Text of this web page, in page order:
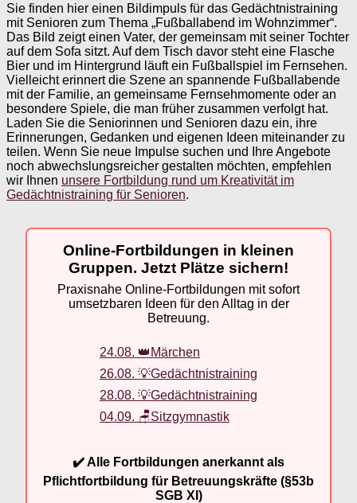
Sie finden hier einen Bildimpuls für das Gedächtnistraining
mit Senioren zum Thema „Fußballabend im Wohnzimmer“.
Das Bild zeigt einen Vater, der gemeinsam mit seiner Tochter
auf dem Sofa sitzt. Auf dem Tisch davor steht eine Flasche
Bier und im Hintergrund läuft ein Fußballspiel im Fernsehen.
Vielleicht erinnert die Szene an spannende Fußballabende
mit der Familie, an gemeinsame Fernsehmomente oder an
besondere Spiele, die man früher zusammen verfolgt hat.
Laden Sie die Seniorinnen und Senioren dazu ein, ihre
Erinnerungen, Gedanken und eigenen Ideen miteinander zu
teilen. Wenn Sie neue Impulse suchen und Ihre Angebote
noch abwechslungsreicher gestalten möchten, empfehlen
wir Ihnen unsere Fortbildung rund um Kreativität im
Gedächtnistraining für Senioren.
Online-Fortbildungen in kleinen
Gruppen. Jetzt Plätze sichern!
Praxisnahe Online-Fortbildungen mit sofort
umsetzbaren Ideen für den Alltag in der
Betreuung.
24.08. 👑Märchen
26.08. 💡Gedächtnistraining
28.08. 💡Gedächtnistraining
04.09. 🪑Sitzgymnastik
✔️ Alle Fortbildungen anerkannt als
Pflichtfortbildung für Betreuungskräfte (§53b
SGB XI)